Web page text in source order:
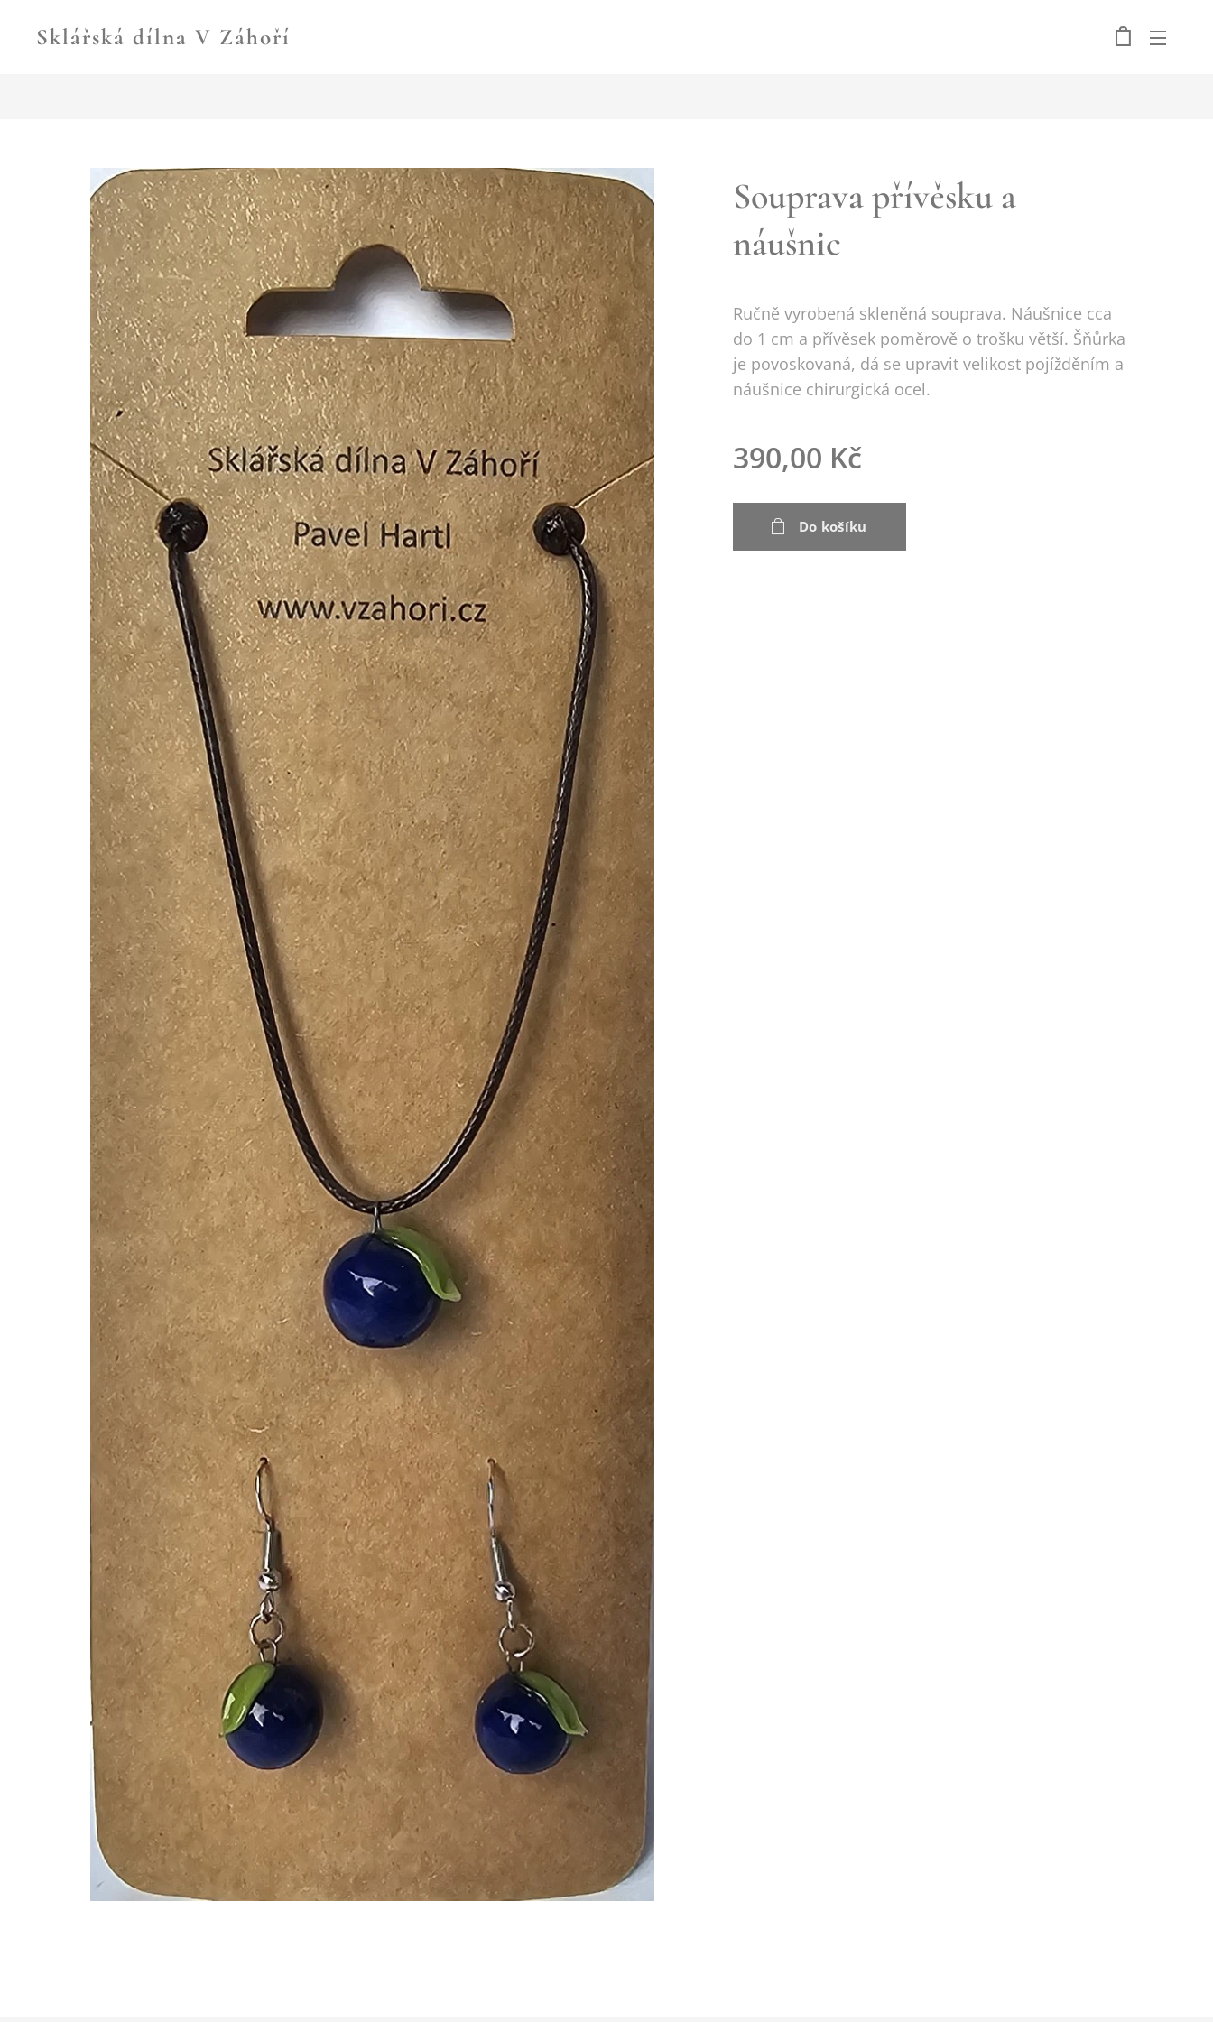
Sklářská dílna V Záhoří
Souprava přívěsku a
náušnic
Ručně vyrobená skleněná souprava. Náušnice cca
do 1 cm a přívěsek poměrově o trošku větší. Šňůrka
je povoskovaná, dá se upravit velikost pojížděním a
náušnice chirurgická ocel.
390,00 Kč
Do košíku